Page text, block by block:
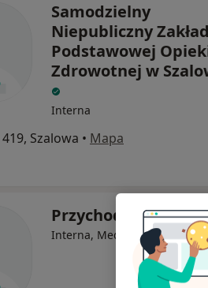
Samodzielny
Niepubliczny Zakład
Podstawowej
Zdrowotnej w
Interna
Szalowa • Mapa
Przychodnia w
Interna, Medycyna rodzinna